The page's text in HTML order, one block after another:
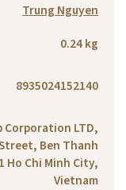
Trung Nguyen
0.24 kg
8935024152140
Corporation LTD,
Ben Thanh
Ho Chi Minh City,
Vietnam